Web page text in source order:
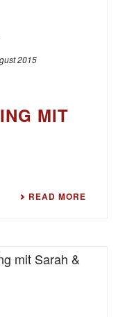
2015
MIT
READ MORE